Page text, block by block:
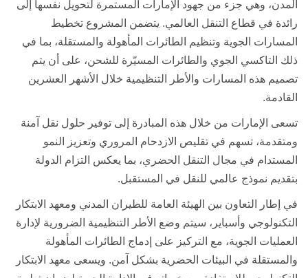
المدن، وهي جزء من جهود الإمارات المستمرة لتحويل نفسها إلى
رائدة في قطاع التنقل العالمي. يتضمن المشروع تخطيط
المسارات الجوية وتنظيم الطائرات المأهولة والمستقلة، بما في
ذلك التاكسي الجوي والطائرات المسيّرة للشحن، على أن يتم
تصميم هذه المسارات والأطر التنظيمية خلال الأشهر العشرين
القادمة.
تسعى الإمارات من خلال هذه المبادرة إلى توفير حلول نقل آمنة
ومتقدمة، تسهم في تقليص الازدحام المروري وتعزيز النمو
المستدام في مجال التنقل الحضري، بما يعكس التزام الدولة
بتقديم نموذج عالمي للنقل في المستقبل.
في إطار التعاون بين الهيئة العامة للطيران المدني ومعهد الابتكار
التكنولوجي وأسباير، سيتم وضع الأطر التنظيمية الضرورية لإدارة
العمليات الجوية، مع التركيز على إدماج الطائرات المأهولة
والمستقلة في البيئات الحضرية بشكل آمن. ويسعى معهد الابتكار